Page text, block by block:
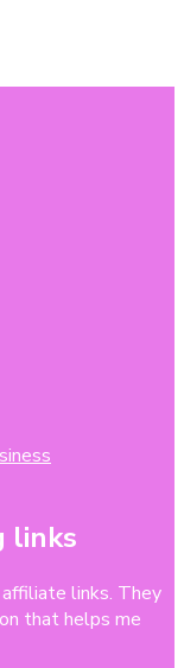
links
links. They
that helps me